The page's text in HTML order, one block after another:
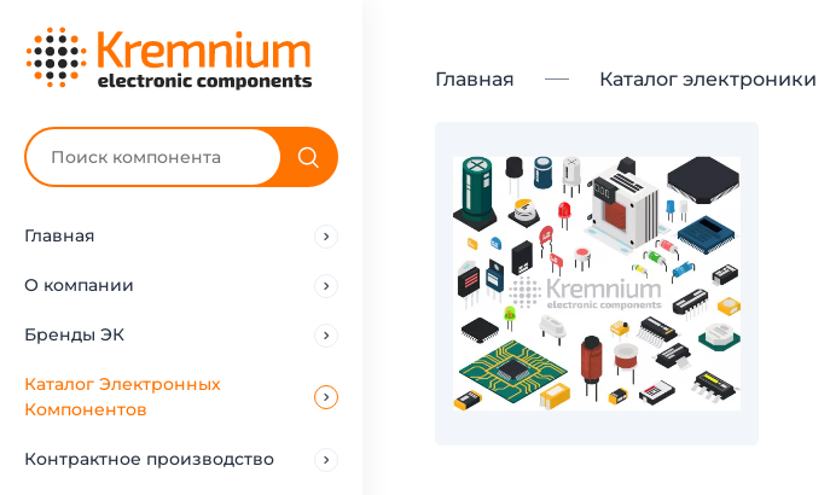
Главная
О компании
Бренды ЭК
Каталог Электронных
Компонентов
Контрактное производство
Главная Каталог электроники